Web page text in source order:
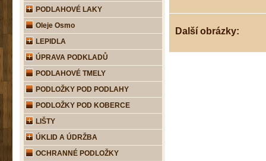
Další obrázky:
PODLAHOVÉ LAKY
Oleje Osmo
LEPIDLA
ÚPRAVA PODKLADŮ
PODLAHOVÉ TMELY
PODLOŽKY POD PODLAHY
PODLOŽKY POD KOBERCE
LIŠTY
ÚKLID A ÚDRŽBA
OCHRANNÉ PODLOŽKY